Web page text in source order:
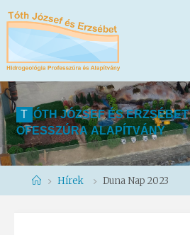
T ÓTH JÓZSEF ÉS ERZSÉBET
OFESSZÚRA ALAP ÍTVÁNY
HomeHírek Duna Nap 2023